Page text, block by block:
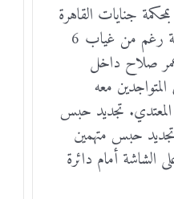
جنايات القاهرة
تستمع لشهود الإثبات في قضية رغم من غياب 6
عمر صلاح داخل
معه
تجديد حبس
حبس متهمين
أمام دائرة